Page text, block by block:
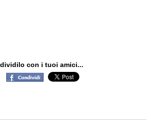
con i tuoi amici...